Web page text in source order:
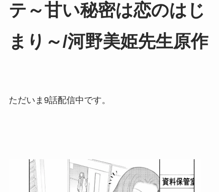
テ～甘い秘密は恋のはじ
まり～/河野美姫先生原作
ただいま9話配信中です。